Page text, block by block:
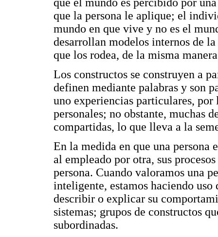
que el mundo es percibido por
que la persona le aplique; el
mundo en que vive y no es el
desarrollan modelos internos de
que los rodea, de la misma
Los constructos se construyen a
definen mediante palabras y son
uno experiencias particulares, por
personales; no obstante, muchas
compartidas, lo que lleva a la
En la medida en que una
al empleado por otra, sus
persona. Cuando valoramos una
inteligente, estamos haciendo uso
describir o explicar su
sistemas; grupos de constructos
subordinadas.